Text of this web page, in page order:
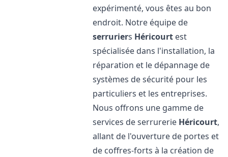
expérimenté, vous êtes au bon
endroit. Notre équipe de
serruriers Héricourt est
spécialisée dans l'installation, la
réparation et le dépannage de
systèmes de sécurité pour les
particuliers et les entreprises.
Nous offrons une gamme de
services de serrurerie Héricourt,
allant de l'ouverture de portes et
de coffres-forts à la création de